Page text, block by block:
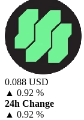
0.088 USD
▲ 0.92 %
24h Change
▲ 0.92 %